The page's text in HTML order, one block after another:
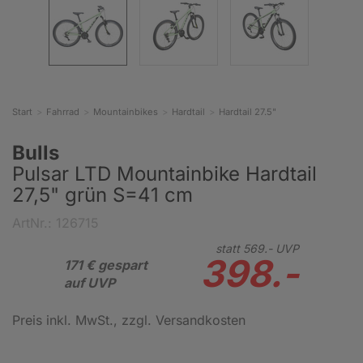
Start Fahrrad Mountainbikes Hardtail Hardtail 27.5"
Bulls
Pulsar LTD Mountainbike Hardtail
27,5" grün S=41 cm
171 € gespart
auf UVP
statt 569.-UVP
398.-
Preis inkl. MwSt. , zzgl. Versandkosten